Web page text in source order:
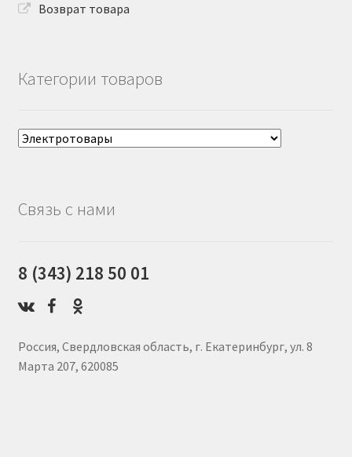
Возврат товара
Категории товаров
Связь с нами
8 (343) 218 50 01
Россия, Свердловская область, г. Екатеринбург, ул. 8
Марта 207, 620085